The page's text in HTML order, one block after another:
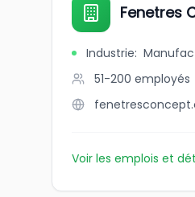
Fenetres
Industrie:
51-200 employés
Voir les emplois et